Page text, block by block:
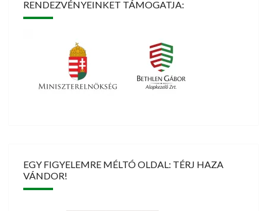
RENDEZVÉNYEINKET TÁMOGATJA:
EGY FIGYELEMRE MÉLTÓ OLDAL: TÉRJ HAZA
VÁNDOR!